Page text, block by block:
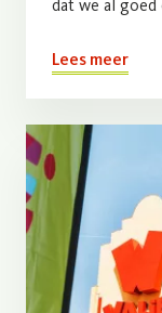
dat we al goed
Lees meer